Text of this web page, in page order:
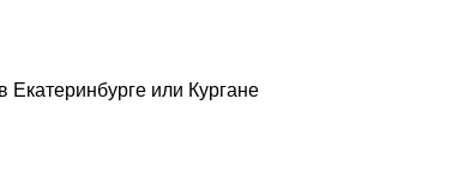
Екатеринбурге или Кургане